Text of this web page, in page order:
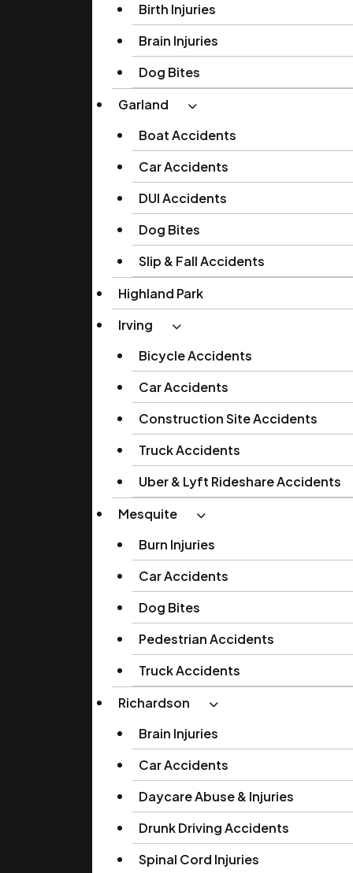
Birth Injuries
Brain Injuries
Dog Bites
Garland
Boat Accidents
Car Accidents
DUI Accidents
Dog Bites
Slip & Fall Accidents
Highland Park
Irving
Bicycle Accidents
Car Accidents
Construction Site Accidents
Truck Accidents
Uber & Lyft Rideshare Accidents
Mesquite
Burn Injuries
Car Accidents
Dog Bites
Pedestrian Accidents
Truck Accidents
Richardson
Brain Injuries
Car Accidents
Daycare Abuse & Injuries
Drunk Driving Accidents
Spinal Cord Injuries